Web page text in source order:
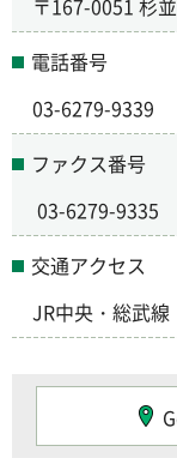
〒167-0051 杉
電話番号
03-6279-9339
ファクス番号
03-6279-9335
交通アクセス
JR中央・総武